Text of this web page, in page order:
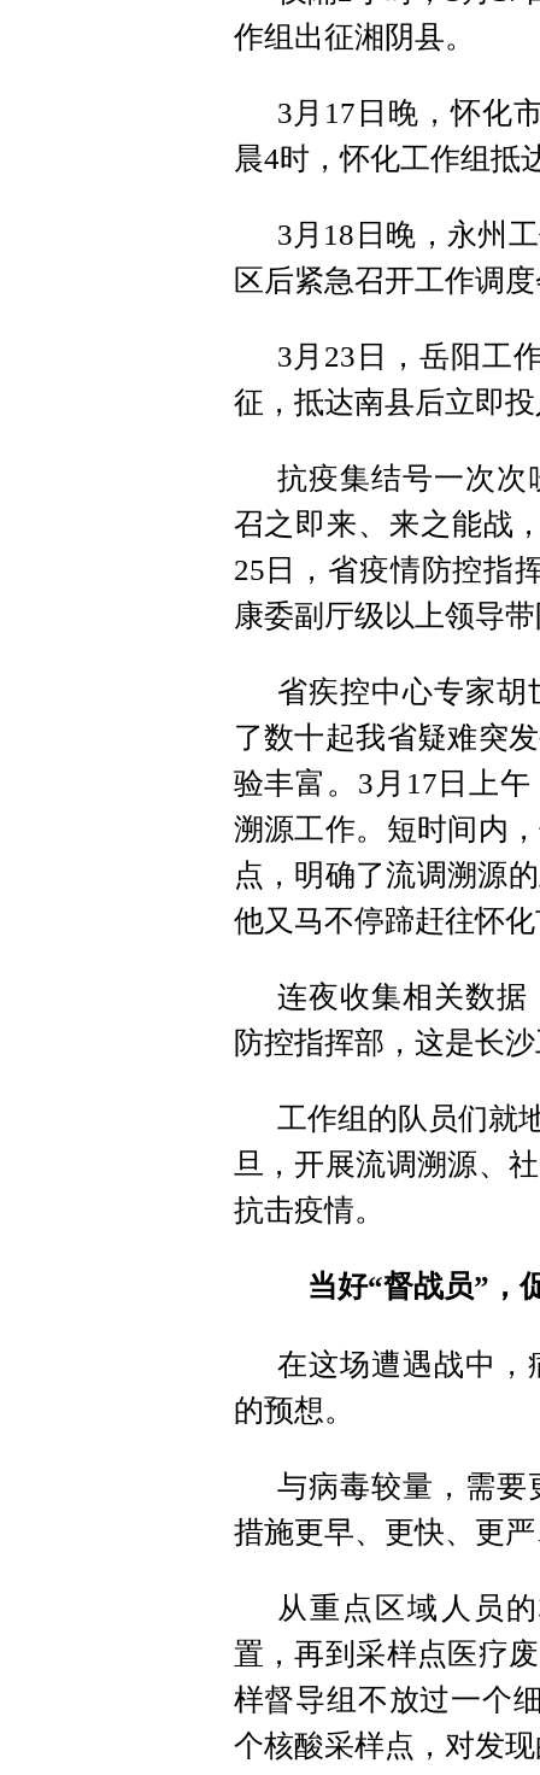
作组出征湘阴县。
3月17日晚，怀化
晨4时，怀化工作组抵
3月18日晚，永州
区后紧急召开工作调
3月23日，岳阳工
征，抵达南县后立即
抗疫集结号一次次
召之即来、来之能战
25日，省疫情防控指
康委副厅级以上领导
省疾控中心专家胡
了数十起我省疑难突
验丰富。3月17日上
溯源工作。短时间内
点，明确了流调溯源
他又马不停蹄赶往怀
连夜收集相关数据
防控指挥部，这是长
工作组的队员们就
旦，开展流调溯源、
抗击疫情。
当好“督战员”，
在这场遭遇战中，
的预想。
与病毒较量，需要
措施更早、更快、更
从重点区域人员
置，再到采样点医疗
样督导组不放过一个
个核酸采样点，对发